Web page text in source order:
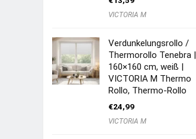
VICTORIA M
Verdunkelungsrollo /
Thermorollo Tenebra |
160×160 cm, weiß |
VICTORIA M Thermo
Rollo, Thermo-Rollo
€24,99
VICTORIA M